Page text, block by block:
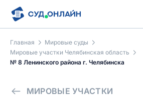
Главная
Мировые суды
Мировые участки Челябинская область
№ 8 Ленинского района г. Челябинска
МИРОВЫЕ УЧАСТКИ